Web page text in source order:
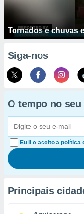
Tornados e chuvas
Siga-nos
O tempo no seu
Eu li e aceito a política
Principais